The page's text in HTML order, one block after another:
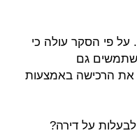
פי הסקר עולה כי
משכנתא משמשת למימון הרכישה, 61% משתמשים גם
30% מדווחים כי מימנו את הרכישה באמצעות
על דירה?